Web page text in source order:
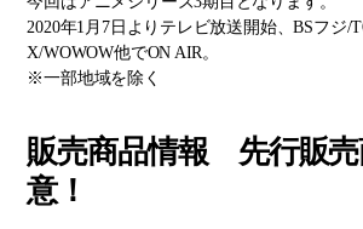
2020年1月7日よりテレビ放送開始、BSフジ/
X/WOWOW他でON AIR。
※一部地域を除く
販売商品情報 先行販売
意！